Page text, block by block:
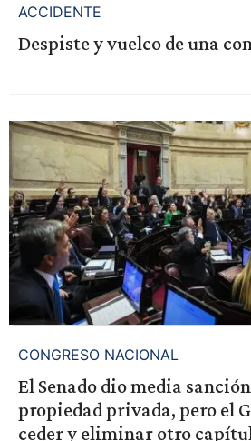
ACCIDENTE
Despiste y vuelco de una
CONGRESO NACIONAL
El Senado dio media
propiedad privada, pero el
ceder y eliminar otro